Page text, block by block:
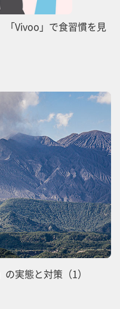
Vivoo」で食習慣を見
実態と対策（1）